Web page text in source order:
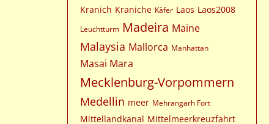
Kranich Kraniche Käfer Laos Laos2008
Leuchtturm Madeira Maine
Malaysia Mallorca Manhattan
Masai Mara
Mecklenburg-Vorpommern
Medellin meer Mehrangarh Fort
Mittellandkanal Mittelmeerkreuzfahrt